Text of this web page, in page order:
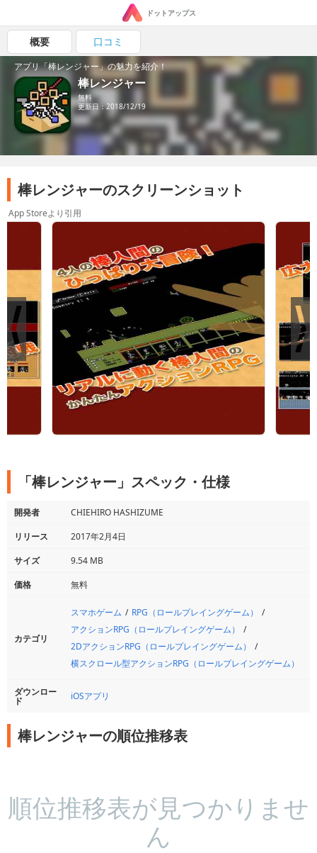
ドットアップス
概要 口コミ
アプリ「棒レンジャー」の魅力を紹介！
棒レンジャー
無料
更新日：2018/12/19
棒レンジャーのスクリーンショット
App Storeより引用
「棒レンジャー」スペック・仕様
開発者
CHIEHIRO HASHIZUME
リリース
2017年2月4日
サイズ
9.54 MB
価格
無料
カテゴリ
スマホゲーム
RPG（ロールプレイングゲーム）
アクションRPG（ロールプレイングゲーム）
2DアクションRPG（ロールプレイングゲーム）
横スクロール型アクションRPG（ロールプレイングゲーム）
ダウンロー
ド iOSアプリ
棒レンジャーの順位推移表
順位推移表が見つかりませ
ん